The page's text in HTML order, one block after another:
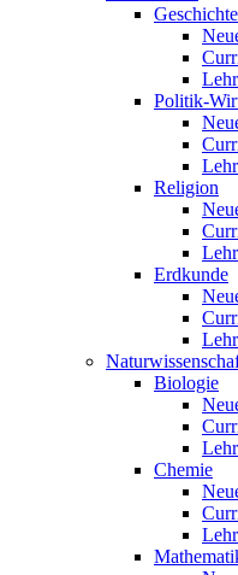
Geschichte
Politik-
Religion
Erdkunde
Biologie
Chemie